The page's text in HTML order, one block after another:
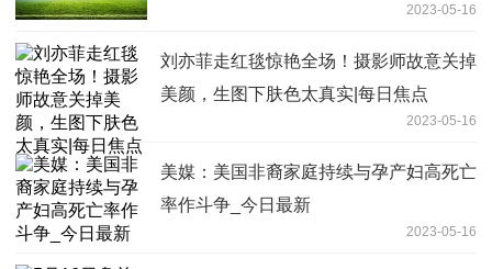
2023-05-16
刘亦菲走红毯惊艳全场！摄影师故意关掉
美颜，生图下肤色太真实|每日焦点
2023-05-16
美媒：美国非裔家庭持续与孕产妇高死亡
率作斗争_今日最新
2023-05-16